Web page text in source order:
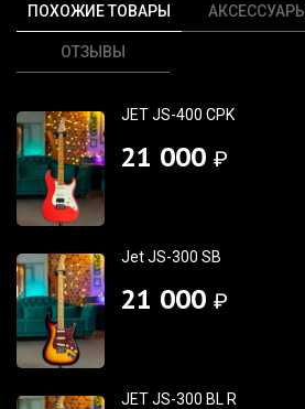
ПОХОЖИЕ ТОВАРЫ АКСЕССУАРЫ
ОТЗЫВЫ
JET JS-400 CPK
21 000 ₽
Jet JS-300 SB
21 000 ₽
JET JS-300 BL R